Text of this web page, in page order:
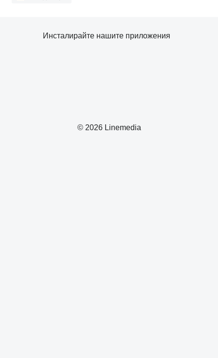
© 2026 Linemedia
Инсталирайте нашите приложения